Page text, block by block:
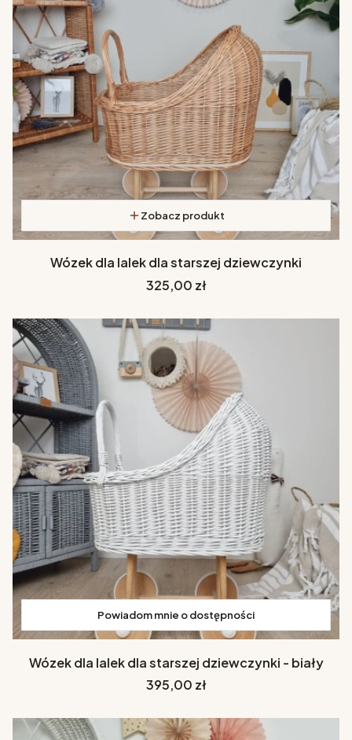
Zobacz produkt
Wózek dla lalek dla starszej dziewczynki
Cena
325,00 zł
Powiadom mnie o dostępności
Wózek dla lalek dla starszej dziewczynki - biały
Cena
395,00 zł